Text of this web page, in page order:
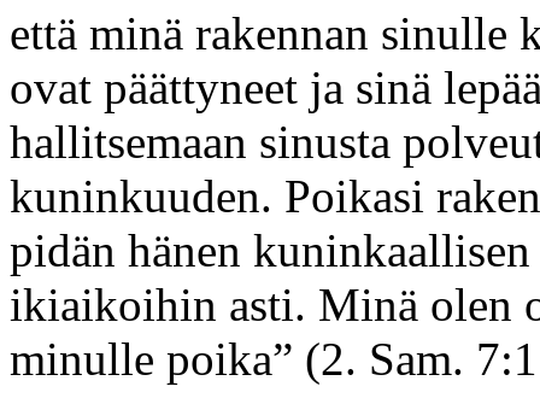
että minä rakennan sinulle
ovat päättyneet ja sinä
hallitsemaan sinusta
kuninkuuden. Poikasi
pidän hänen
ikiaikoihin asti. Minä olen
minulle poika” (2. Sam.